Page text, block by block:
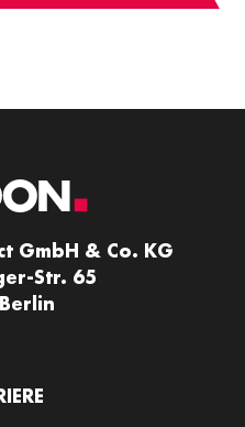
GmbH & Co. KG
Str. 65